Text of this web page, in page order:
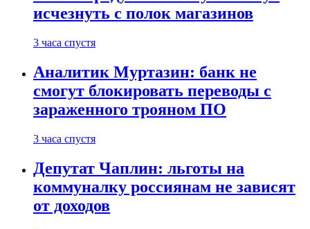
исчезнуть с полок магазинов
3 часа спустя
Аналитик Муртазин: банк не
смогут блокировать переводы с
зараженного трояном ПО
3 часа спустя
Депутат Чаплин: льготы на
коммуналку россиянам не зависят
от доходов